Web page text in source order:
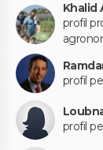
Khalid
profil
profil
profil